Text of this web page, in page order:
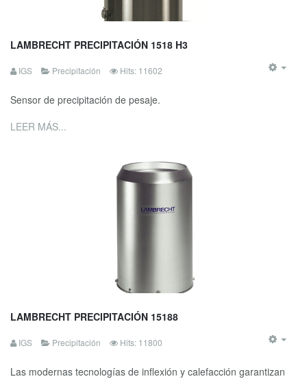
LAMBRECHT PRECIPITACIÓN 1518 H3
IGS Precipitación Hits: 11602
Sensor de precipitación de pesaje.
LEER MÁS...
LAMBRECHT PRECIPITACIÓN 15188
IGS Precipitación Hits: 11800
Las modernas tecnologías de inflexión y calefacción garantizan